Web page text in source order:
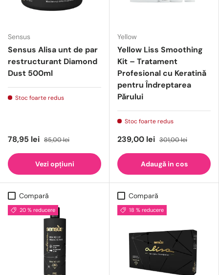
Sensus
Sensus Alisa unt de par
restructurant Diamond
Dust 500ml
Stoc foarte redus
78,95 lei 85,00 lei
Vezi opțiuni
Yellow
Yellow Liss Smoothing
Kit – Tratament
Profesional cu Keratină
pentru Îndreptarea
Părului
Stoc foarte redus
239,00 lei 301,00 lei
Adaugă in cos
Compară
20 % reducere
Compară
18 % reducere